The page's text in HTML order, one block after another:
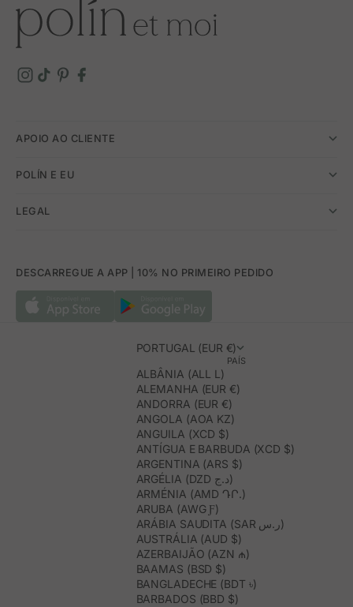
APOIO AO CLIENTE
POLÍN E EU
LEGAL
DESCARREGUE A APP | 10% NO PRIMEIRO PEDIDO
PORTUGAL (EUR €)
PAÍS
ALBÂNIA (ALL L)
ALEMANHA (EUR €)
ANDORRA (EUR €)
ANGOLA (AOA KZ)
ANGUILA (XCD $)
ANTÍGUA E BARBUDA (XCD $)
ARGENTINA (ARS $)
ARGÉLIA (DZD د.ج)
ARMÉNIA (AMD ԴՐ.)
ARUBA (AWG Ƒ)
ARÁBIA SAUDITA (SAR ر.س)
AUSTRÁLIA (AUD $)
AZERBAIJÃO (AZN ₼)
BAAMAS (BSD $)
BANGLADECHE (BDT ৳)
BARBADOS (BBD $)